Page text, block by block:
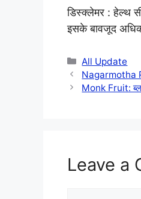
डिस्क्लेमर : हेल्थ
इसके बावजूद
Categories
All Update
Nagarmotha
Monk Fruit:
Leave a